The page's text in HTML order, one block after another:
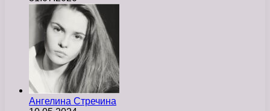
Ангелина Стречина